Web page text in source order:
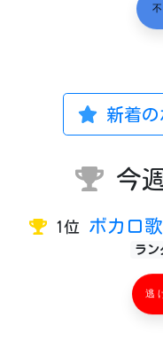
新着の
今
1位 ボカロ
ラン
逃